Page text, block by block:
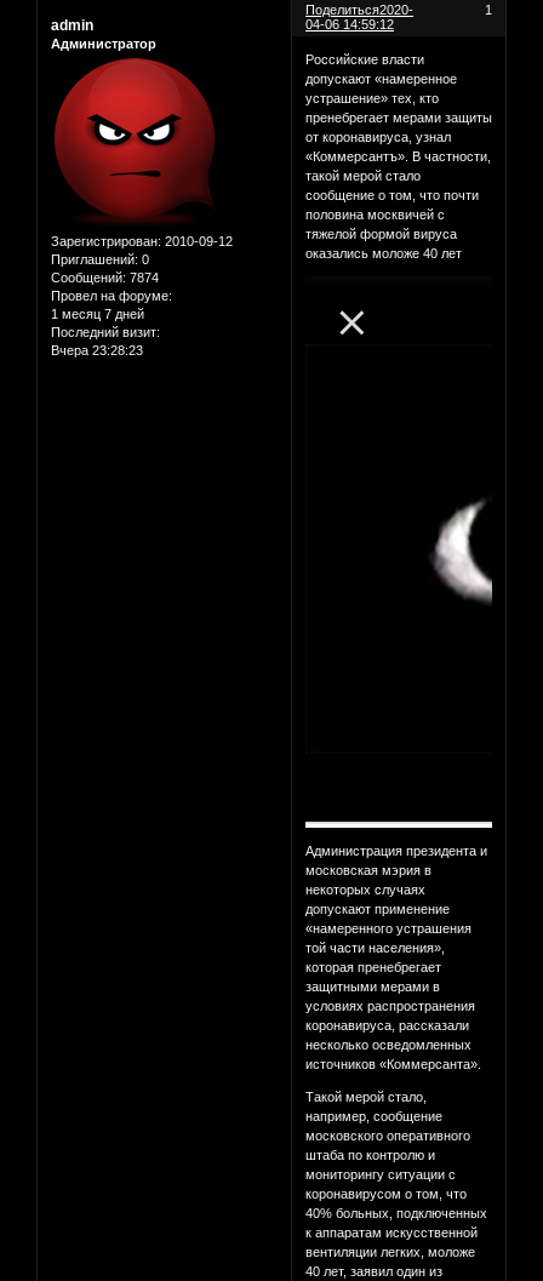
Поделиться 1
2020-
04-06 14:59:12
admin
Администратор
Зарегистрирован: 2010-09-12
Приглашений: 0
Сообщений: 7874
Провел на форуме:
1 месяц 7 дней
Последний визит:
Вчера 23:28:23
Российские власти
допускают «намеренное
устрашение» тех, кто
пренебрегает мерами защиты
от коронавируса, узнал
«Коммерсантъ». В частности,
такой мерой стало
сообщение о том, что почти
половина москвичей с
тяжелой формой вируса
оказались моложе 40 лет
Администрация президента и
московская мэрия в
некоторых случаях
допускают применение
«намеренного устрашения
той части населения»,
которая пренебрегает
защитными мерами в
условиях распространения
коронавируса, рассказали
несколько осведомленных
источников «Коммерсанта».
Такой мерой стало,
например, сообщение
московского оперативного
штаба по контролю и
мониторингу ситуации с
коронавирусом о том, что
40% больных, подключенных
к аппаратам искусственной
вентиляции легких, моложе
40 лет, заявил один из